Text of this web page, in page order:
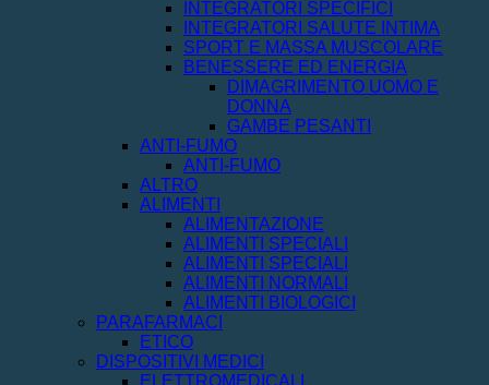
INTEGRATORI SPECIFICI
INTEGRATORI SALUTE INTIMA
SPORT E MASSA MUSCOLARE
BENESSERE ED ENERGIA
DIMAGRIMENTO UOMO E
DONNA
GAMBE PESANTI
ANTI-FUMO
ANTI-FUMO
ALTRO
ALIMENTI
ALIMENTAZIONE
ALIMENTI SPECIALI
ALIMENTI SPECIALI
ALIMENTI NORMALI
ALIMENTI BIOLOGICI
PARAFARMACI
ETICO
DISPOSITIVI MEDICI